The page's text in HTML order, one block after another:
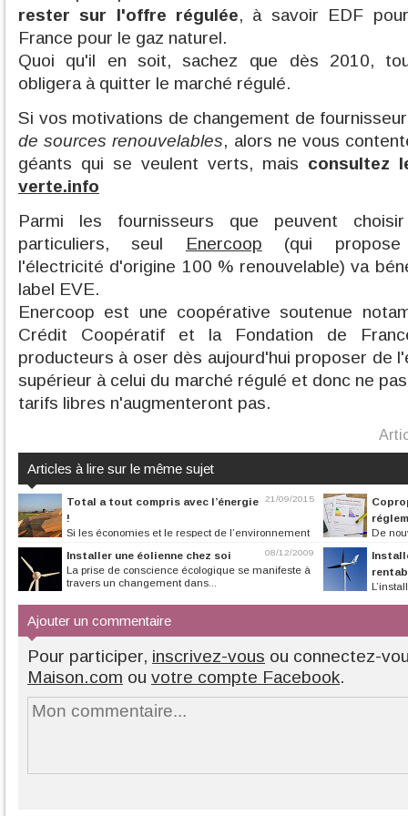
rester sur l'offre régulée, à savoir EDF
France pour le gaz naturel.
Quoi qu'il en soit, sachez que dès 2010,
obligera à quitter le marché régulé.
Si vos motivations de changement de
de sources renouvelables, alors ne vous
géants qui se veulent verts, mais consultez
verte.info
Parmi les fournisseurs que peuvent
particuliers, seul
Enercoop (qui
l'électricité d'origine 100 % renouvelable) va
label EVE.
Enercoop est une coopérative soutenue
Crédit Coopératif et la Fondation de
producteurs à oser dès aujourd'hui proposer de
supérieur à celui du marché régulé et donc ne
tarifs libres n'augmenteront pas.
Articles à lire sur le même sujet
21/09/2015
Total a tout compris avec l’énergie
!
Si les économies et le respect de l’environnement
sont au centre de toutes les...
De
bâtiment ont été
08/12/2009
Installer une éolienne chez soi
La prise de conscience écologique se manifeste à
travers un changement dans...
Ajouter un commentaire
Pour participer, inscrivez-vous ou connectez-
Maison.com ou votre compte Facebook.